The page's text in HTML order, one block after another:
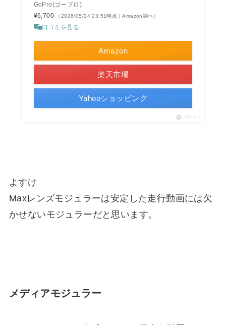
GoPro(ゴープロ)
¥6,700
（2026/05/24 23:51時点 | Amazon調べ）
口コミを見る
Amazon
楽天市場
Yahooショッピング
ポチップ
よすけ
Maxレンズモジュラーは安定した走行動画には欠
かせないモジュラーだと思います。
メディアモジュラー